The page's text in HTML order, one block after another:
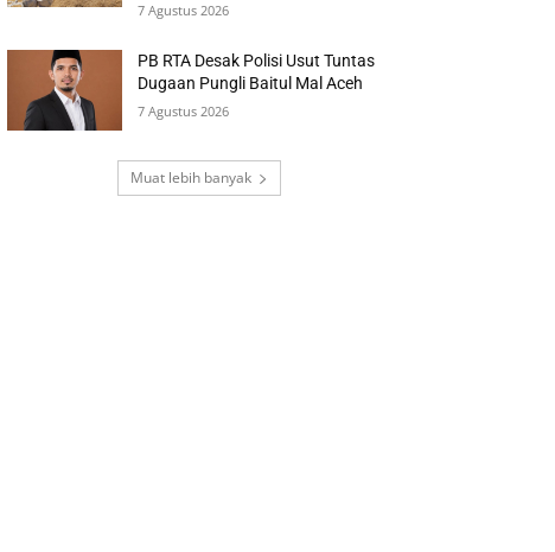
7 Agustus 2026
PB RTA Desak Polisi Usut Tuntas
Dugaan Pungli Baitul Mal Aceh
7 Agustus 2026
Muat lebih banyak